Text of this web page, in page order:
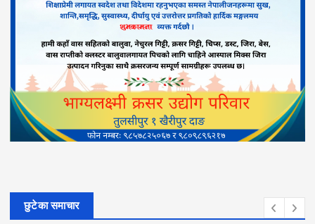
छुटेका समाचार